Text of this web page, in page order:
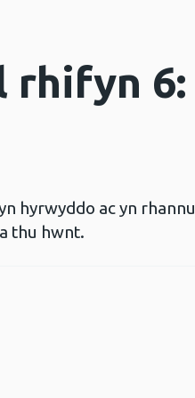
rhifyn 6:
hyrwyddo ac yn rhannu
thu hwnt.